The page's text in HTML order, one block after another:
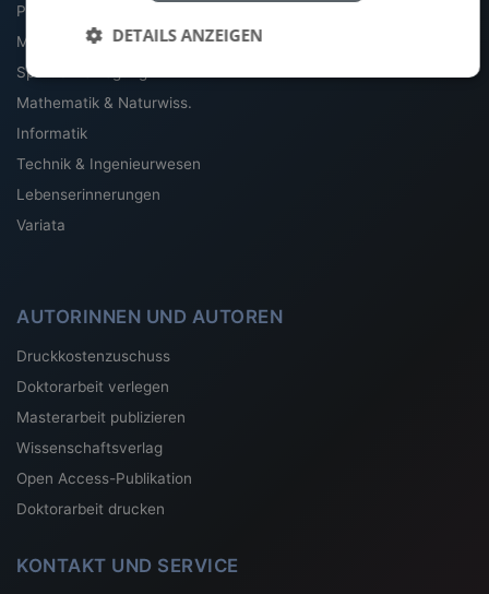
Psychologie
Medizin & Gesundheit
Sport & Bewegung
Mathematik & Naturwiss.
Informatik
Technik & Ingenieurwesen
Lebenserinnerungen
Variata
AUTORINNEN UND AUTOREN
Druckkostenzuschuss
Doktorarbeit verlegen
Masterarbeit publizieren
Wissenschaftsverlag
Open Access-Publikation
Doktorarbeit drucken
KONTAKT UND SERVICE
DETAILS ANZEIGEN